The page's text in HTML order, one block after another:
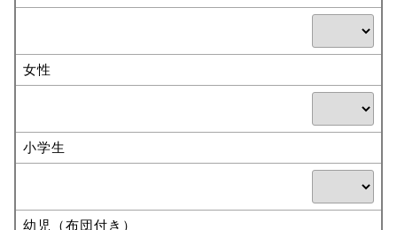
女性
小学生
幼児（布団付き）